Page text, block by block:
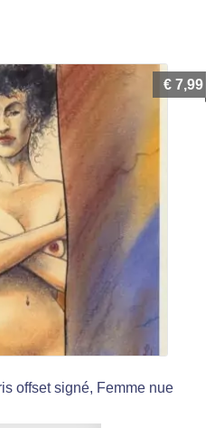
offset signé, Femme nue
€ 7,99